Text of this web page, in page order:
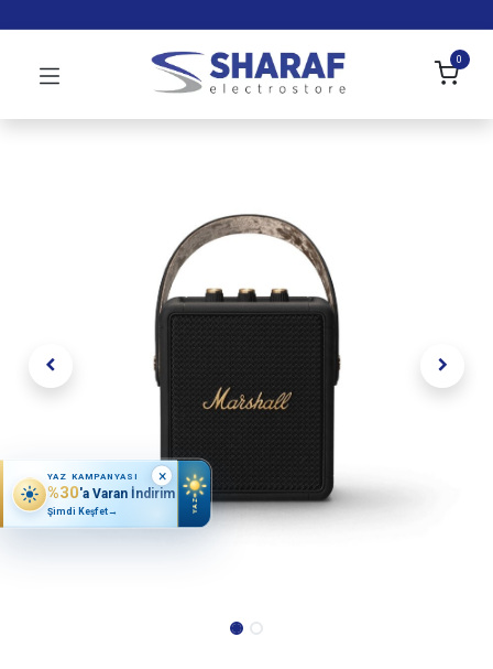
0
YAZ KAMPANYASI
%30'a Varan İndirim
Şimdi Keşfet→ YAZ
×